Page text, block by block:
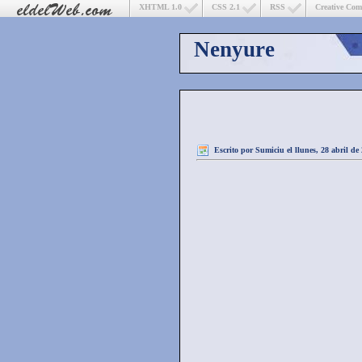
Creative
RSS
CSS 2.1
XHTML 1.0
Nenyure
Escrito porSumiciu el llunes, 28 abril de